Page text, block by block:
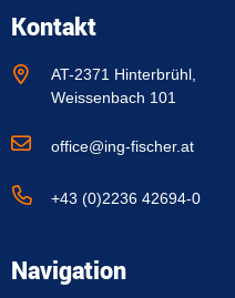
Kontakt
AT-2371 Hinterbrühl,
Weissenbach 101
office@ing-fischer.at
+43 (0)2236 42694-0
Navigation